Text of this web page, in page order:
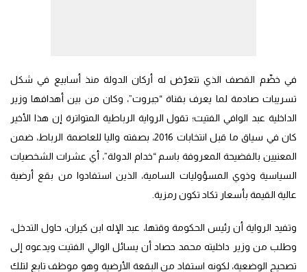
في خضّم القصف الذي تتعرّض له أركان الدولة منذ أسابيع في شكل
تسريبات صادمة لما يعرف بقناة “جبروت”، وكان من بين أهدافها وزير
الداخلية عبد الوافي الفتيت؛ تقول الرواية الرباطية المتواترة إن هذا الأخير
كان في سياق ما قبل انتخابات 2016، بصفته واليا للعاصمة الرباط، ضمن
المعنيين بالفضيحة المعروفة باسم “خدام الدولة”، أي عشرات الشخصيات
السياسية وذوي المسؤوليات السامية، الذين استفادوا من بقع أرضية
عالية القيمة بأسعار تكاد تكون رمزية.
وتفيد الرواية أن رئيس الحكومة وقتها، عبد الإله ابن كيران، حاول التدخل،
وطلب من وزير داخليته محمد حصاد أن يسائل الوالي الفتيت ويدعوه إلى
تصحيح الوضعية، لكونه استفاد من البقعة الأرضية وهو موظف تابع لتلك